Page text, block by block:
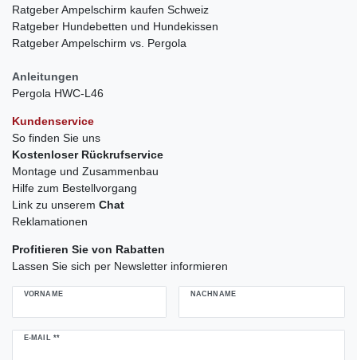
Ratgeber Ampelschirm kaufen Schweiz
Ratgeber Hundebetten und Hundekissen
Ratgeber Ampelschirm vs. Pergola
Anleitungen
Pergola HWC-L46
Kundenservice
So finden Sie uns
Kostenloser Rückrufservice
Montage und Zusammenbau
Hilfe zum Bestellvorgang
Link zu unserem Chat
Reklamationen
Profitieren Sie von Rabatten
Lassen Sie sich per Newsletter informieren
VORNAME NACHNAME
E-MAIL **
Newsletter